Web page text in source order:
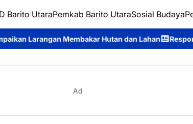
Barito UtaraPemkab Barito UtaraSosial Budaya
Hutan dan Lahan Respons Cepat Ditsamapta
Ad